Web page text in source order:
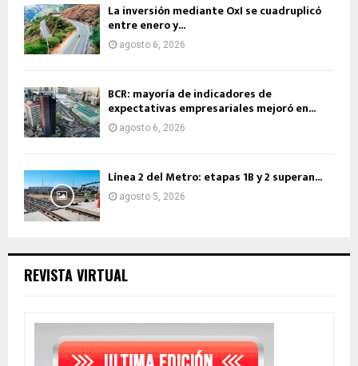
La inversión mediante OxI se cuadruplicó
entre enero y...
agosto 6, 2026
BCR: mayoría de indicadores de
expectativas empresariales mejoró en...
agosto 6, 2026
Línea 2 del Metro: etapas 1B y 2 superan...
agosto 5, 2026
REVISTA VIRTUAL